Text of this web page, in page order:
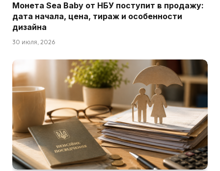
Монета Sea Baby от НБУ поступит в продажу:
дата начала, цена, тираж и особенности
дизайна
30 июля, 2026